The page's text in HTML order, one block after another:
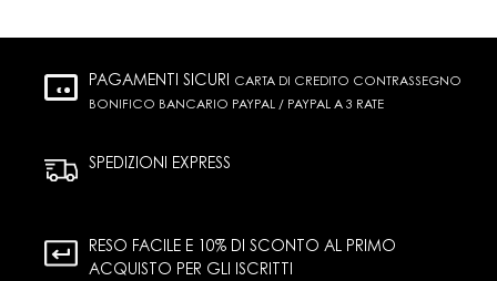
PAGAMENTI SICURI CARTA DI CREDITO CONTRASSEGNO
BONIFICO BANCARIO PAYPAL / PAYPAL A 3 RATE
SPEDIZIONI EXPRESS
RESO FACILE E 10% DI SCONTO AL PRIMO
ACQUISTO PER GLI ISCRITTI